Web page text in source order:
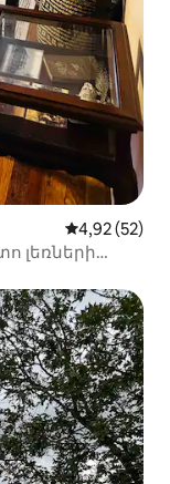
Միջին
4,92 (52)
լեռների